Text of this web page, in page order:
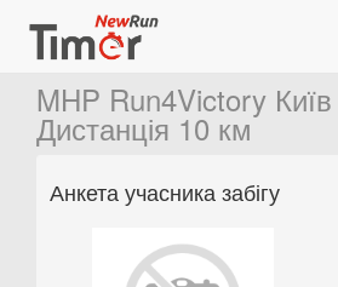
MHP Run4Victory
Дистанція 10 км
Анкета учасника забігу